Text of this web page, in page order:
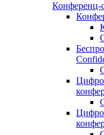
Конференц-